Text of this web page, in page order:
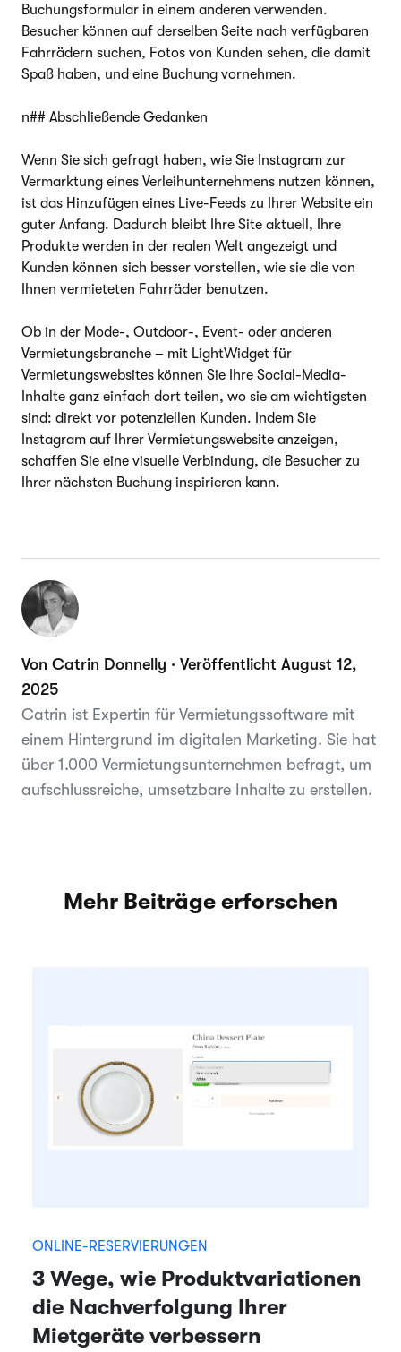
Buchungsformular in einem anderen verwenden.
Besucher können auf derselben Seite nach verfügbaren
Fahrrädern suchen, Fotos von Kunden sehen, die damit
Spaß haben, und eine Buchung vornehmen.
n## Abschließende Gedanken
Wenn Sie sich gefragt haben, wie Sie Instagram zur
Vermarktung eines Verleihunternehmens nutzen können,
ist das Hinzufügen eines Live-Feeds zu Ihrer Website ein
guter Anfang. Dadurch bleibt Ihre Site aktuell, Ihre
Produkte werden in der realen Welt angezeigt und
Kunden können sich besser vorstellen, wie sie die von
Ihnen vermieteten Fahrräder benutzen.
Ob in der Mode-, Outdoor-, Event- oder anderen
Vermietungsbranche – mit LightWidget für
Vermietungswebsites können Sie Ihre Social-Media-
Inhalte ganz einfach dort teilen, wo sie am wichtigsten
sind: direkt vor potenziellen Kunden. Indem Sie
Instagram auf Ihrer Vermietungswebsite anzeigen,
schaffen Sie eine visuelle Verbindung, die Besucher zu
Ihrer nächsten Buchung inspirieren kann.
Von Catrin Donnelly · Veröffentlicht August 12,
2025
Catrin ist Expertin für Vermietungssoftware mit
einem Hintergrund im digitalen Marketing. Sie hat
über 1.000 Vermietungsunternehmen befragt, um
aufschlussreiche, umsetzbare Inhalte zu erstellen.
Mehr Beiträge erforschen
ONLINE-RESERVIERUNGEN
3 Wege, wie Produktvariationen
die Nachverfolgung Ihrer
Mietgeräte verbessern